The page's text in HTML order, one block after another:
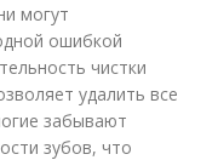
могут
ошибкой
чистки
удалить все
забывают
зубов, что